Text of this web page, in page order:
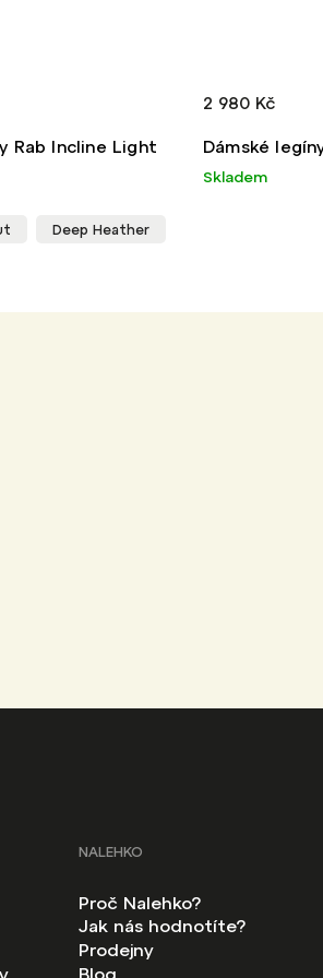
Rab Incline Light
Deep Heather
Dámské
Skladem
2 980 Kč
NALEHKO
Proč Nalehko?
Jak nás hodnotíte?
Prodejny
Blog